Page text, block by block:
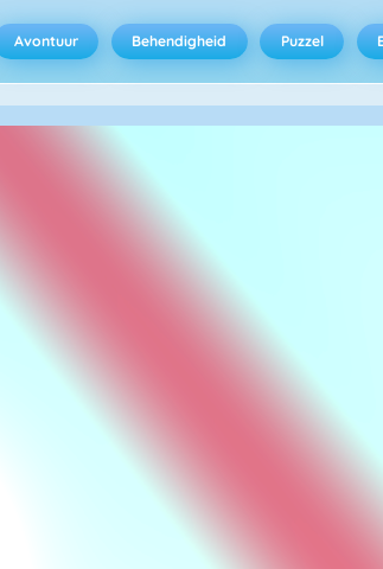
Avontuur Behendigheid Puzzel